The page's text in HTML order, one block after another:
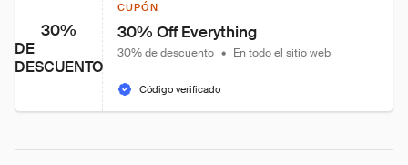
30%
DE
DESCUENTO
CUPÓN
30% Off Everything
30% de descuento • En todo el sitio web
Código verificado